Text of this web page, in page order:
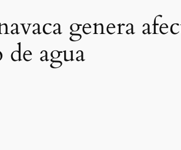
genera
agua